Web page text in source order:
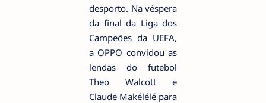
desporto. Na véspera
da final da Liga dos
Campeões da UEFA,
a OPPO convidou as
lendas do futebol
Theo Walcott e
Claude Makélélé para